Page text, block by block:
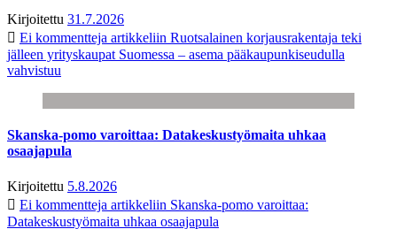
Kirjoitettu 31.7.2026
Ei kommentteja artikkeliin Ruotsalainen korjausrakentaja teki
jälleen yrityskaupat Suomessa – asema pääkaupunkiseudulla
vahvistuu
Skanska-pomo varoittaa: Datakeskustyömaita uhkaa
osaajapula
Kirjoitettu 5.8.2026
Ei kommentteja artikkeliin Skanska-pomo varoittaa:
Datakeskustyömaita uhkaa osaajapula